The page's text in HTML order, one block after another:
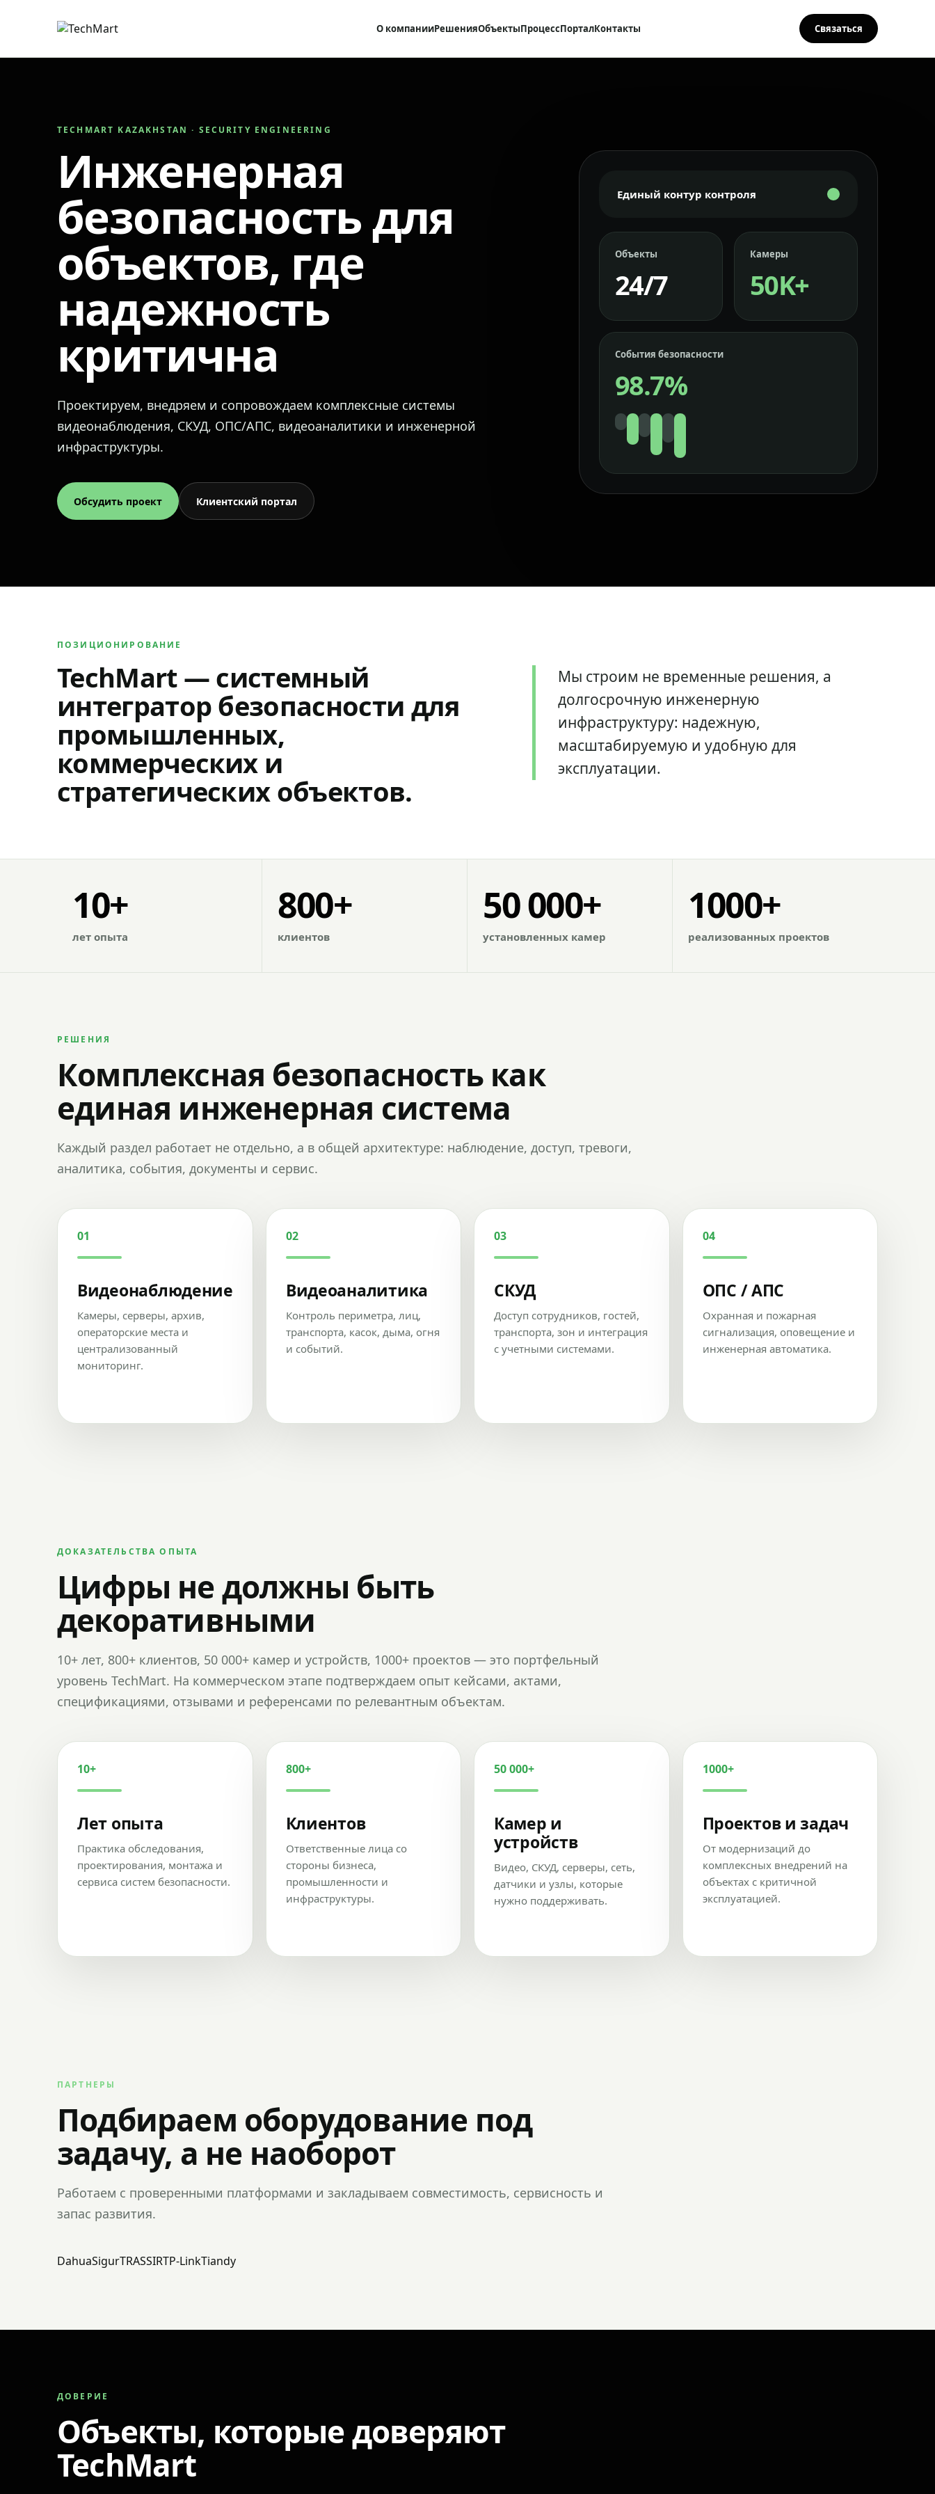
О компанииРешенияОбъектыПроцессПорталКонтакты Связаться
TECHMART KAZAKHSTAN · SECURITY ENGINEERING
Инженерная
безопасность для
объектов, где
надежность
критична
Проектируем, внедряем и сопровождаем комплексные системы
видеонаблюдения, СКУД, ОПС/АПС, видеоаналитики и инженерной
инфраструктуры.
Обсудить проект Клиентский портал
Единый контур контроля
Объекты
24/7
Камеры
50K+
События безопасности
98.7%
ПОЗИЦИОНИРОВАНИЕ
TechMart — системный
интегратор безопасности для
промышленных,
коммерческих и
стратегических объектов.
Мы строим не временные решения, а
долгосрочную инженерную
инфраструктуру: надежную,
масштабируемую и удобную для
эксплуатации.
10+
лет опыта
800+
клиентов
50 000+
установленных камер
1000+
реализованных проектов
РЕШЕНИЯ
Комплексная безопасность как
единая инженерная система
Каждый раздел работает не отдельно, а в общей архитектуре: наблюдение, доступ, тревоги,
аналитика, события, документы и сервис.
01
Видеонаблюдение
Камеры, серверы, архив,
операторские места и
централизованный
мониторинг.
02
Видеоаналитика
Контроль периметра, лиц,
транспорта, касок, дыма, огня
и событий.
03
СКУД
Доступ сотрудников, гостей,
транспорта, зон и интеграция
с учетными системами.
04
ОПС / АПС
Охранная и пожарная
сигнализация, оповещение и
инженерная автоматика.
ДОКАЗАТЕЛЬСТВА ОПЫТА
Цифры не должны быть
декоративными
10+ лет, 800+ клиентов, 50 000+ камер и устройств, 1000+ проектов — это портфельный
уровень TechMart. На коммерческом этапе подтверждаем опыт кейсами, актами,
спецификациями, отзывами и референсами по релевантным объектам.
10+
Лет опыта
Практика обследования,
проектирования, монтажа и
сервиса систем безопасности.
800+
Клиентов
Ответственные лица со
стороны бизнеса,
промышленности и
инфраструктуры.
50 000+
Камер и
устройств
Видео, СКУД, серверы, сеть,
датчики и узлы, которые
нужно поддерживать.
1000+
Проектов и задач
От модернизаций до
комплексных внедрений на
объектах с критичной
эксплуатацией.
ПАРТНЕРЫ
Подбираем оборудование под
задачу, а не наоборот
Работаем с проверенными платформами и закладываем совместимость, сервисность и
запас развития.
DahuaSigurTRASSIRTP-LinkTiandy
ДОВЕРИЕ
Объекты, которые доверяют
TechMart